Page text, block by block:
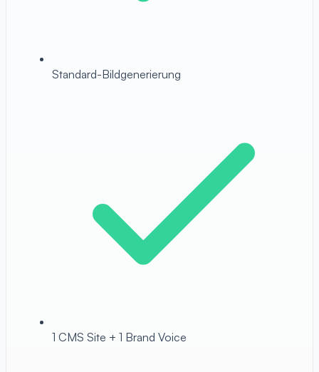
Standard-Bildgenerierung
1 CMS Site + 1 Brand Voice